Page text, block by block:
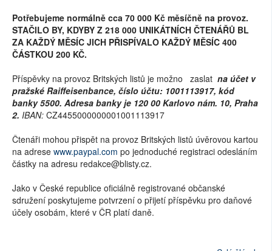
Potřebujeme normálně cca 70 000 Kč měsíčně na provoz.
STAČILO BY, KDYBY Z 218 000 UNIKÁTNÍCH ČTENÁŘŮ BL
ZA KAŽDÝ MĚSÍC JICH PŘISPÍVALO KAŽDÝ MĚSÍC 400
ČÁSTKOU 200 KČ.
Příspěvky na provoz Britských listů je možno zaslat na účet v
pražské Raiffeisenbance, číslo účtu: 1001113917, kód
banky 5500. Adresa banky je 120 00 Karlovo nám. 10, Praha
2. IBAN: CZ4455000000001001113917
Čtenáři mohou přispět na provoz Britských listů úvěrovou kartou
na adrese www.paypal.com po jednoduché registraci odesláním
částky na adresu redakce@blisty.cz.
Jako v České republice oficiálně registrované občanské
sdružení poskytujeme potvrzení o přijetí příspěvku pro daňové
účely osobám, které v ČR platí daně.